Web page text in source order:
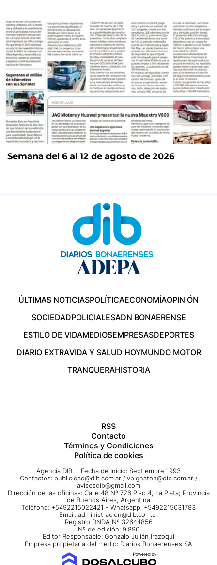
Semana del 6 al 12 de agosto de 2026
ÚLTIMAS NOTICIASPOLÍTICAECONOMÍAOPINIÓN
SOCIEDADPOLICIALESADN BONAERENSE
ESTILO DE VIDAMEDIOSEMPRESASDEPORTES
DIARIO EXTRAVIDA Y SALUD HOYMUNDO MOTOR
TRANQUERAHISTORIA
RSS
Contacto
Términos y Condiciones
Política de cookies
Agencia DIB - Fecha de Inicio: Septiembre 1993
Contactos: publicidad@dib.com.ar / vpignaton@dib.com.ar /
avisosdib@gmail.com
Dirección de las oficinas: Calle 48 Nº 726 Piso 4, La Plata; Provincia
de Buenos Aires, Argentina
Teléfono: +5492215022421 - Whatsapp: +5492215031783
Email: administracion@dib.com.ar
Registro DNDA Nº 32644856
Nº de edición: 9.890
Editor Responsable: Gonzalo Julián Irazoqui
Empresa propietaria del medio: Diarios Bonaerenses SA